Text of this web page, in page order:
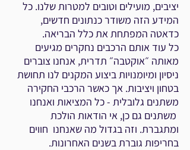
יציבים, מועילים וטובים למטרות שלנו. כל
המידע הזה משודר כנתונים חדשים,
כדאטה המפתחת את כלל הבריאה.
כל עוד אותם הרכבים נחקרים מגיעים
מאותה ״אוקטבה״ תדרית, אנחנו צוברים
ניסיון ומיומנויות ביצוע המקנים לנו תחושת
בטחון ויציבות. אך כאשר הרכבי החקירה
משתנים גלובלית - כל המציאות ואנחנו
משתנים גם כן, אי הודאות הולכת
ומתגברת. וזה בגדול מה שאנחנו חווים
בחריפות גוברת בשנים האחרונות.